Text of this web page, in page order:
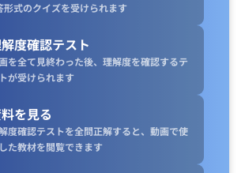
形式のクイズを受けられます
度確認テスト
を全て見終わった後、理解度を確認するテ
が受けられます
を見る
度確認テストを全問正解すると、動画で使
た教材を閲覧できます